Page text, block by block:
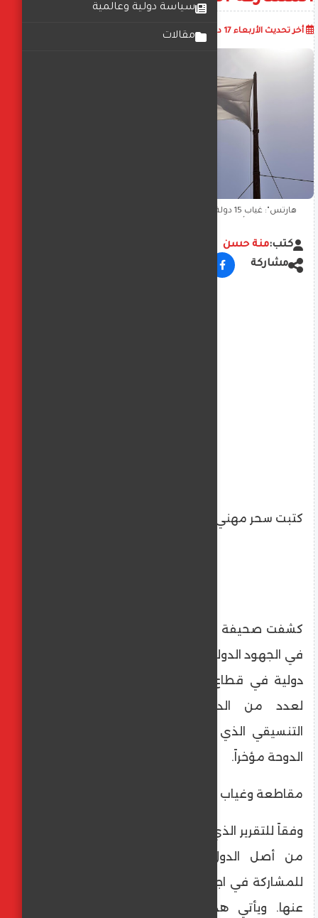
سياسة دولية وعالمية
مقالات أخر تحديث الأربعاء 17 ديسمبر 2025
هآرتس": غياب 15 دولة عن اجتماع الدوحة لبحث "مستقبل غزة"..
كتب:منة حسن
مشاركة
كتبت سحر مهني
​كشفت صحيفة "هآرتس" العبرية عن تعثر جزئي
في الجهود الدولية الرامية لتشكيل قوة استقرار
دولية في قطاع غزة، مشيرة إلى غياب واسع
لعدد من الدول المدعوة عن الاجتماع
التنسيقي الذي استضافته العاصمة القطرية
الدوحة مؤخراً.
​مقاطعة وغياب دبلوماسي
من أصل الدول التي وُجهت إليها الدعوة
للمشاركة في اجتماع الدوحة لم ترسل ممثلين
عنها. ويأتي هذا الغياب ليعكس حالة من